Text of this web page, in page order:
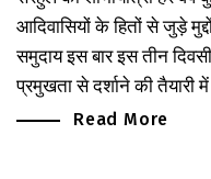
आदिवासियों के हितों से जुड़े
समुदाय इस बार इस तीन
प्रमुखता से दर्शाने की तैयारी
Read More